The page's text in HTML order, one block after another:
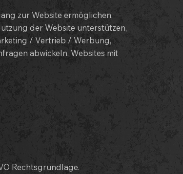
zur Website ermöglichen,
der Website unterstützen,
/ Vertrieb / Werbung,
abwickeln, Websites mit
Rechtsgrundlage.